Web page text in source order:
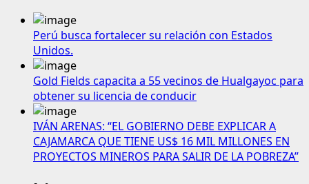
Perú busca fortalecer su relación con Estados
Unidos.
Gold Fields capacita a 55 vecinos de Hualgayoc para
obtener su licencia de conducir
IVÁN ARENAS: “EL GOBIERNO DEBE EXPLICAR A
CAJAMARCA QUE TIENE US$ 16 MIL MILLONES EN
PROYECTOS MINEROS PARA SALIR DE LA POBREZA”